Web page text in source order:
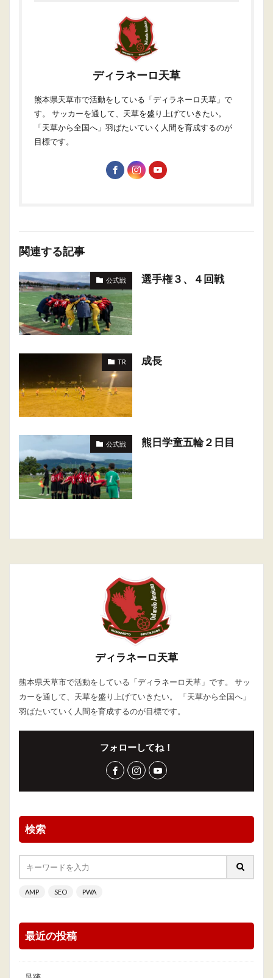
ディラネーロ天草
熊本県天草市で活動をしている「ディラネーロ天草」で
す。 サッカーを通して、天草を盛り上げていきたい。
「天草から全国へ」羽ばたいていく人間を育成するのが
目標です。
関連する記事
公式戦 選手権３、４回戦
TR 成長
公式戦 熊日学童五輪２日目
ディラネーロ天草
熊本県天草市で活動をしている「ディラネーロ天草」です。 サッ
カーを通して、天草を盛り上げていきたい。 「天草から全国へ」
羽ばたいていく人間を育成するのが目標です。
フォローしてね！
検索
AMP SEO PWA
最近の投稿